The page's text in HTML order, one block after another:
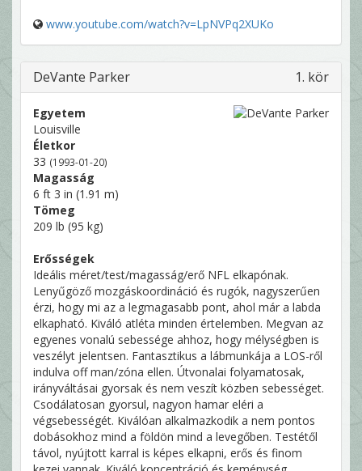
www.youtube.com/watch?v=LpNVPq2XUKo
DeVante Parker 1. kör
Egyetem
Louisville
Életkor
33 (1993-01-20)
Magasság
6 ft 3 in (1.91 m)
Tömeg
209 lb (95 kg)
Erősségek
Ideális méret/test/magasság/erő NFL elkapónak.
Lenyűgöző mozgáskoordináció és rugók, nagyszerűen
érzi, hogy mi az a legmagasabb pont, ahol már a labda
elkapható. Kiváló atléta minden értelemben. Megvan az
egyenes vonalú sebessége ahhoz, hogy mélységben is
veszélyt jelentsen. Fantasztikus a lábmunkája a LOS-ről
indulva off man/zóna ellen. Útvonalai folyamatosak,
irányváltásai gyorsak és nem veszít közben sebességet.
Csodálatosan gyorsul, nagyon hamar eléri a
végsebességét. Kiválóan alkalmazkodik a nem pontos
dobásokhoz mind a földön mind a levegőben. Testétől
távol, nyújtott karral is képes elkapni, erős és finom